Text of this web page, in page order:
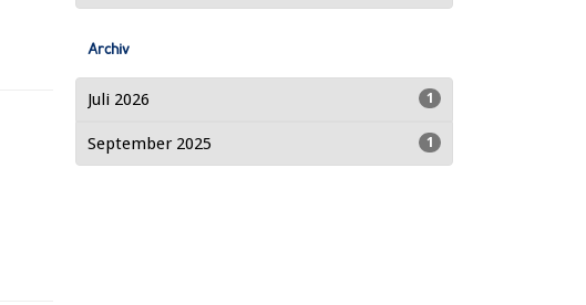
Archiv
1
Juli 2026
1
September 2025